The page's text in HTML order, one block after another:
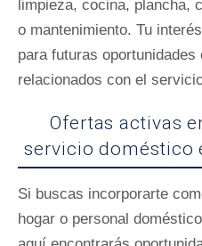
limpieza, cocina, plancha,
o mantenimiento. Tu
para futuras oportunidades
relacionados con el
Ofertas activas
servicio doméstico
Si buscas incorporarte
hogar o personal